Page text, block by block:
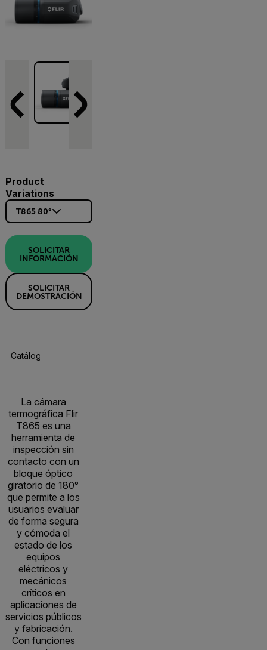
Product
Variations
T865 80°
SOLICITAR
INFORMACIÓN
SOLICITAR
DEMOSTRACIÓN
Catálogo De Productos
La cámara
termográfica Flir
T865 es una
herramienta de
inspección sin
contacto con un
bloque óptico
giratorio de 180°
que permite a los
usuarios evaluar
de forma segura
y cómoda el
estado de los
equipos
eléctricos y
mecánicos
críticos en
aplicaciones de
servicios públicos
y fabricación.
Con funciones